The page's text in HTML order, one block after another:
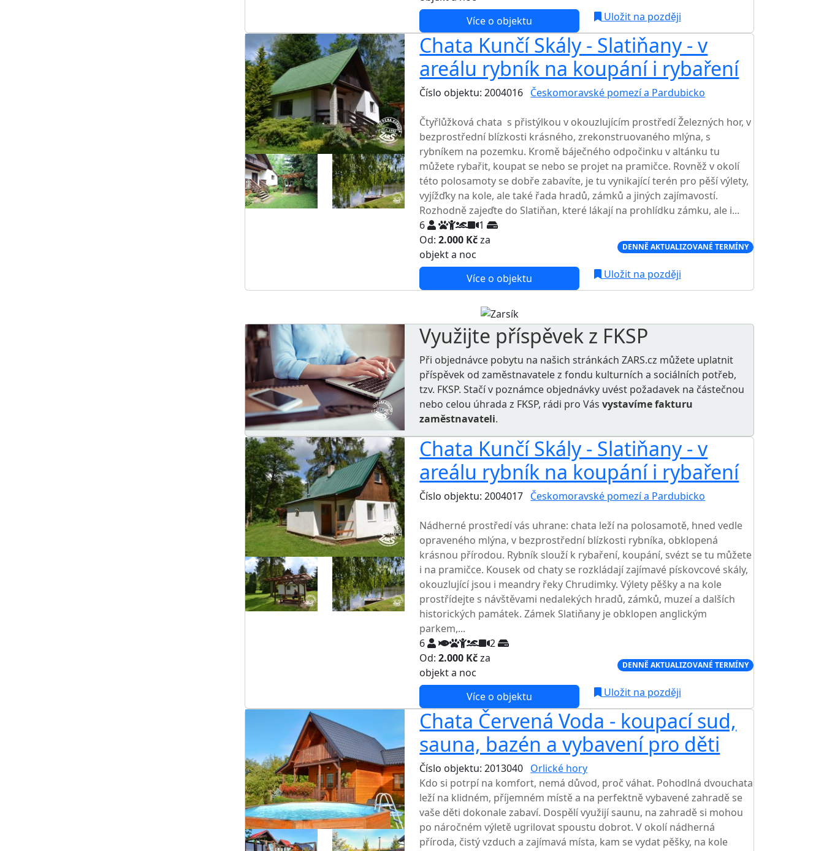
Více o objektu Uložit na později
Chata Kunčí Skály - Slatiňany - v
areálu rybník na koupání i rybaření
Číslo objektu: 2004016 Českomoravské pomezí a Pardubicko
Čtyřlůžková chata s přistýlkou v okouzlujícím prostředí Železných hor, v
bezprostřední blízkosti krásného, zrekonstruovaného mlýna, s
rybníkem na pozemku. Kromě báječného odpočinku v altánku tu
můžete rybařit, koupat se nebo se projet na pramičce. Rovněž v okolí
této polosamoty se dobře zabavíte, je tu vynikající terén pro pěší výlety,
vyjížďky na kole, ale také řada hradů, zámků a jiných zajímavostí.
Rozhodně zajeďte do Slatiňan, které lákají na prohlídku zámku, ale i...
6
1
Od:2.000 Kčza
objekt a noc
DENNĚ AKTUALIZOVANÉ TERMÍNY
Více o objektu Uložit na později
Využijte příspěvek z FKSP
Při objednávce pobytu na našich stránkách ZARS.cz můžete uplatnit
příspěvek od zaměstnavatele zfondu kulturních a sociálních potřeb,
tzv. FKSP. Stačí v poznámce objednávky uvést požadavek na částečnou
nebo celou úhrada z FKSP, rádi pro Vásvystavíme fakturu
zaměstnavateli.
Chata Kunčí Skály - Slatiňany - v
areálu rybník na koupání i rybaření
Číslo objektu: 2004017 Českomoravské pomezí a Pardubicko
Nádherné prostředí vás uhrane: chata leží na polosamotě, hned vedle
opraveného mlýna, v bezprostřední blízkosti rybníka, obklopená
krásnou přírodou. Rybník slouží k rybaření, koupání, svézt se tu můžete
i na pramičce. Kousek od chaty se rozkládají zajímavé pískovcové skály,
okouzlující jsou i meandry řeky Chrudimky. Výlety pěšky a na kole
prostřídejte s návštěvami nedalekých hradů, zámků, muzeí a dalších
historických památek. Zámek Slatiňany je obklopen anglickým
parkem,...
6
2
Od:2.000 Kčza
objekt a noc
DENNĚ AKTUALIZOVANÉ TERMÍNY
Více o objektu Uložit na později
Chata Červená Voda - koupací sud,
sauna, bazén a vybavení pro děti
Číslo objektu: 2013040 Orlické hory
Kdo si potrpí na komfort, nemá důvod, proč váhat. Pohodlná dvouchata
leží na klidném, příjemném místě a na perfektně vybavené zahradě se
vaše děti dokonale zabaví. Dospělí využijí saunu, na zahradě si mohou
po náročném výletě ugrilovat spoustu dobrot. V okolí nádherná
příroda, čistý vzduch a zajímavá místa, kam se vydat pěšky, na kole